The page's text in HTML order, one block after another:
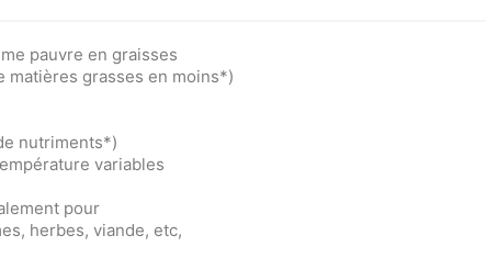
pauvre en graisses
matières grasses en moins*)
nutriments*)
variables
pour
herbes, viande, etc,